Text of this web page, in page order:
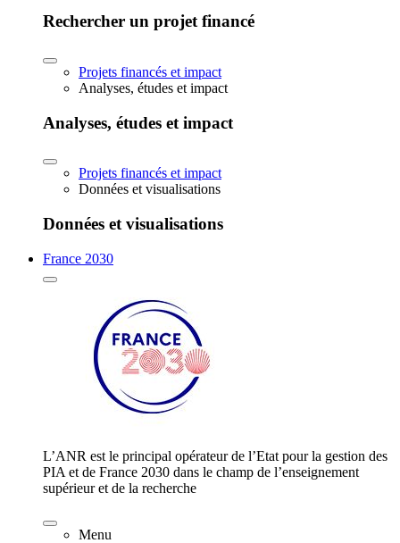
Rechercher un projet financé
Projets financés et impact
Analyses, études et impact
Analyses, études et impact
Projets financés et impact
Données et visualisations
Données et visualisations
France 2030
L’ANR est le principal opérateur de l’Etat pour la gestion des
PIA et de France 2030 dans le champ de l’enseignement
supérieur et de la recherche
Menu